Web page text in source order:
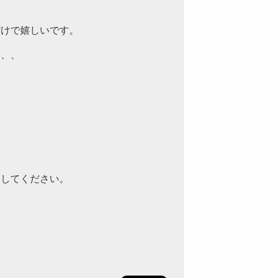
で嬉しいです。
てください。